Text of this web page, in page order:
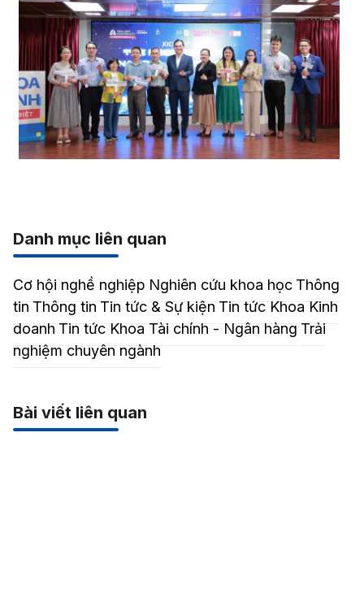
Danh mục liên quan
Cơ hội nghề nghiệp Nghiên cứu khoa học Thông
tinThông tinTin tức & Sự kiệnTin tức Khoa Kinh
doanhTin tức Khoa Tài chính - Ngân hàngTrải
nghiệm chuyên ngành
Bài viết liên quan